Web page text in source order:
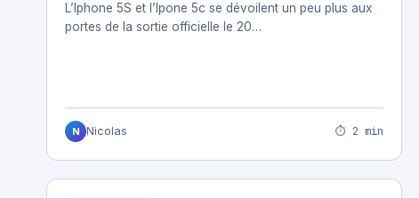
L’Iphone 5S et l’Ipone 5c se dévoilent un peu plus aux
portes de la sortie officielle le 20…
N Nicolas ⏱ 2 min